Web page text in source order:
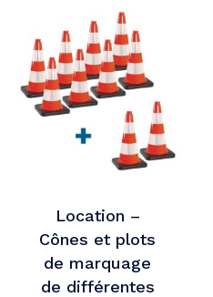
Location –
Cônes et plots
de marquage
de différentes